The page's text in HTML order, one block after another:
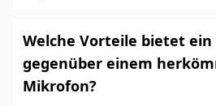
Welche Vorteile bietet ein
gegenüber einem
Mikrofon?